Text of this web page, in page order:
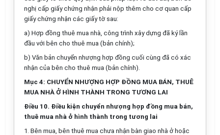
nghị cấp giấy chứng nhận phải nộp thêm cho cơ quan cấp
giấy chứng nhận các giấy tờ sau:
a) Hợp đồng thuê mua nhà, công trình xây dựng đã ký lần
đầu với bên cho thuê mua (bản chính);
b) Văn bản chuyển nhượng hợp đồng cuối cùng đã có xác
nhận của bên cho thuê mua (bản chính).
Mục 4: CHUYỂN NHƯỢNG HỢP ĐỒNG MUA BÁN, THUÊ
MUA NHÀ Ở HÌNH THÀNH TRONG TƯƠNG LAI
Điều 10. Điều kiện chuyển nhượng hợp đồng mua bán,
thuê mua nhà ở hình thành trong tương lai
1. Bên mua, bên thuê mua chưa nhận bàn giao nhà ở hoặc